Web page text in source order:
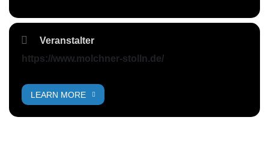
Veranstalter
https://www.molchner-stolln.de/
LEARN MORE